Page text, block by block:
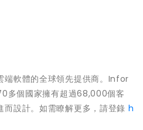
軟體的全球領先提供商。Infor
多個國家擁有超過68,000個客
設計。如需瞭解更多，請登錄 h